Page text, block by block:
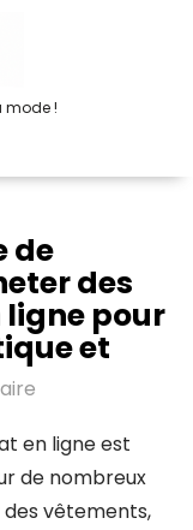
mode !
de
des
pour
et
en ligne est
de nombreux
vêtements,